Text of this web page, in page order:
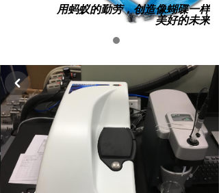
用蚂蚁的勤劳，创造像蝴碟一样
美好的未来
낒